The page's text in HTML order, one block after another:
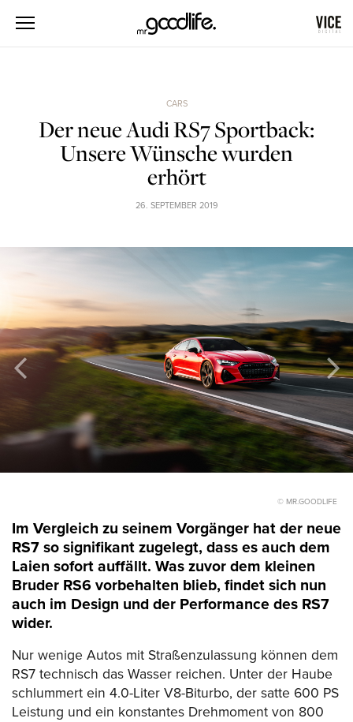
CARS
Der neue Audi RS7 Sportback:
Unsere Wünsche wurden
erhört
26. SEPTEMBER 2019
© MR.GOODLIFE
Im Vergleich zu seinem Vorgänger hat der neue
RS7 so signifikant zugelegt, dass es auch dem
Laien sofort auffällt. Was zuvor dem kleinen
Bruder RS6 vorbehalten blieb, findet sich nun
auch im Design und der Performance des RS7
wider.
Nur wenige Autos mit Straßenzulassung können dem
RS7 technisch das Wasser reichen. Unter der Haube
schlummert ein 4.0-Liter V8-Biturbo, der satte 600 PS
Leistung und ein konstantes Drehmoment von 800